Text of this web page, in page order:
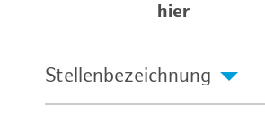
hier
Stellenbezeichnung